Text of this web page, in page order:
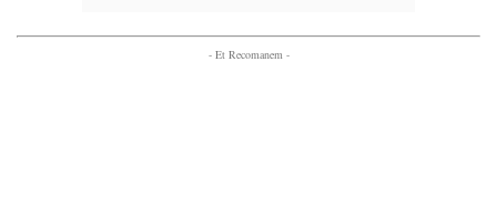
- Et Recomanem -